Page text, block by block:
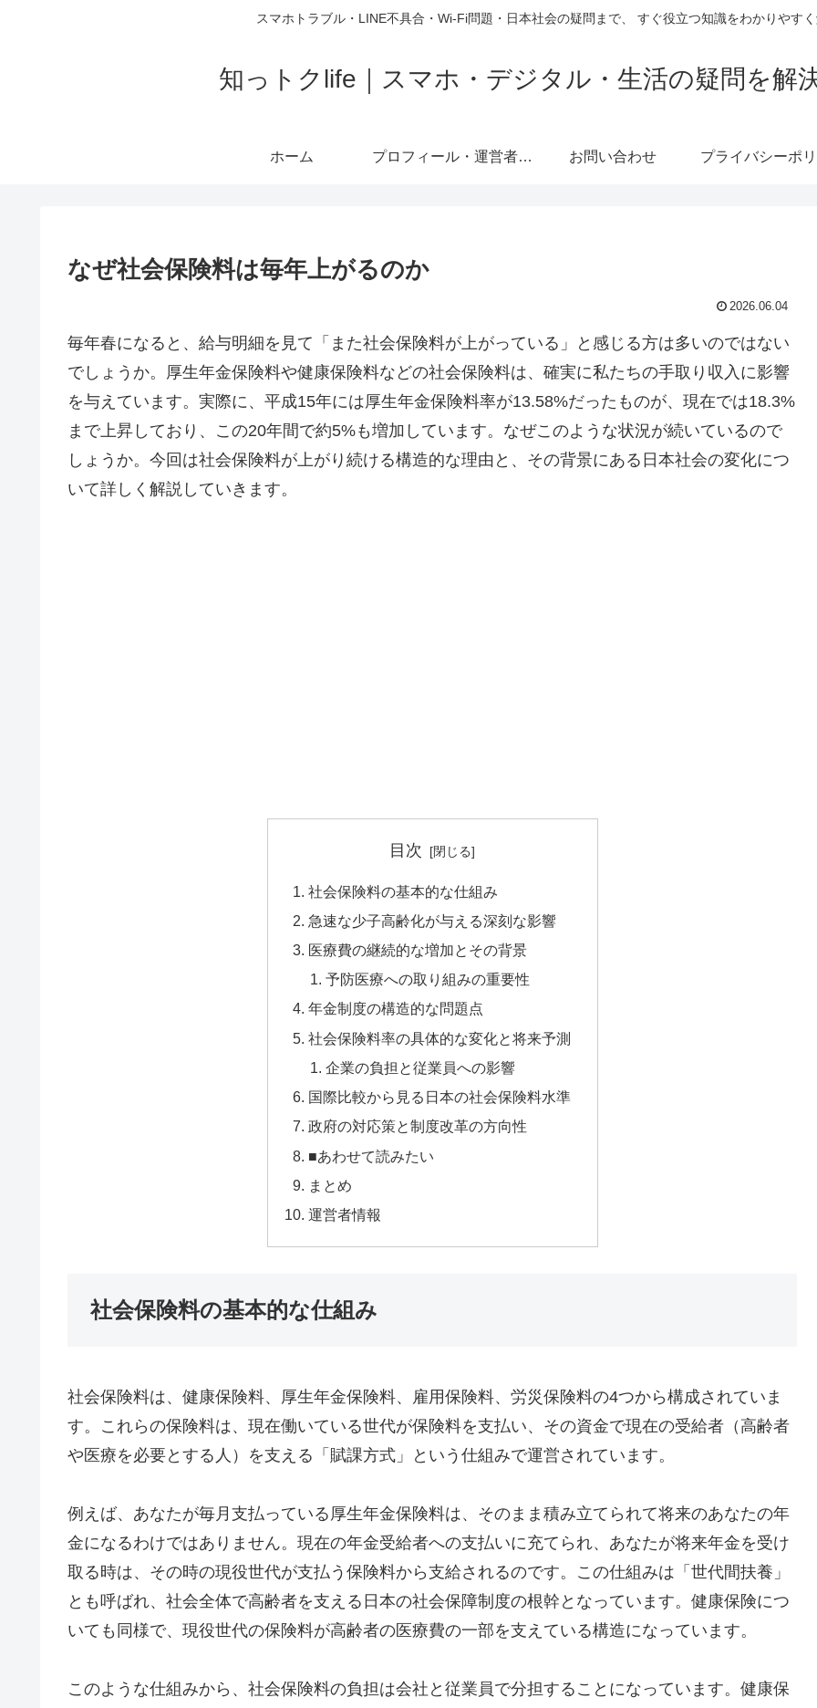
スマホトラブル・LINE不具合・Wi-Fi問題・日本社会の疑問まで、 すぐ役立つ知識をわかりやす
知っトクlife｜スマホ・デジタル・生活の疑問を解
ホーム プロフィール・運営者情報 お問い合わせ プライバシーポ
なぜ社会保険料は毎年上がるのか
2026.06.04
毎年春になると、給与明細を見て「また社会保険料が上がっている」と感じる方は多いのではない
でしょうか。厚生年金保険料や健康保険料などの社会保険料は、確実に私たちの手取り収入に影響
を与えています。実際に、平成15年には厚生年金保険料率が13.58%だったものが、現在では18.3%
まで上昇しており、この20年間で約5%も増加しています。なぜこのような状況が続いているので
しょうか。今回は社会保険料が上がり続ける構造的な理由と、その背景にある日本社会の変化につ
いて詳しく解説していきます。
目次
社会保険料の基本的な仕組み
急速な少子高齢化が与える深刻な影響
医療費の継続的な増加とその背景
予防医療への取り組みの重要性
年金制度の構造的な問題点
社会保険料率の具体的な変化と将来予測
企業の負担と従業員への影響
国際比較から見る日本の社会保険料水準
政府の対応策と制度改革の方向性
■あわせて読みたい
まとめ
運営者情報
社会保険料の基本的な仕組み
社会保険料は、健康保険料、厚生年金保険料、雇用保険料、労災保険料の4つから構成されていま
す。これらの保険料は、現在働いている世代が保険料を支払い、その資金で現在の受給者（高齢者
や医療を必要とする人）を支える「賦課方式」という仕組みで運営されています。
例えば、あなたが毎月支払っている厚生年金保険料は、そのまま積み立てられて将来のあなたの年
金になるわけではありません。現在の年金受給者への支払いに充てられ、あなたが将来年金を受け
取る時は、その時の現役世代が支払う保険料から支給されるのです。この仕組みは「世代間扶養」
とも呼ばれ、社会全体で高齢者を支える日本の社会保障制度の根幹となっています。健康保険につ
いても同様で、現役世代の保険料が高齢者の医療費の一部を支えている構造になっています。
このような仕組みから、社会保険料の負担は会社と従業員で分担することになっています。健康保